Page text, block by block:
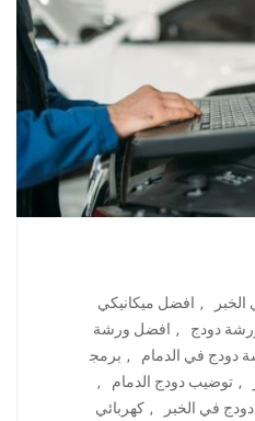
, افضل ميكانيكي
دودج , افضل ورشة
دودج في الدمام , برمج
, توضيب دودج الدمام
,
في الخبر , كهربائي